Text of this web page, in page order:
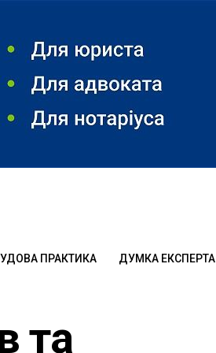
ПРАКТИКА ДУМКА ЕКСПЕРТА
та